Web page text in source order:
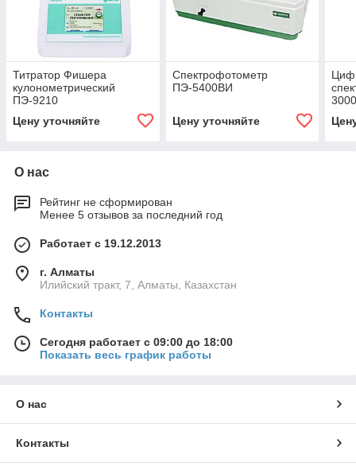
Титратор Фишера
кулонометрический
ПЭ-9210
Цену уточняйте
Спектрофотометр
ПЭ-5400ВИ
Цену уточняйте
О нас
Рейтинг не сформирован
Менее 5 отзывов за последний год
Работает с 19.12.2013
г. Алматы
Илийский тракт, 7, Алматы, Казахстан
Контакты
Сегодня работает с 09:00 до 18:00
Показать весь график работы
О нас
Контакты